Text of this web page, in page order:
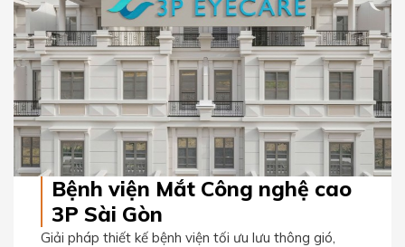
Bệnh viện Mắt Công nghệ cao
3P Sài Gòn
Giải pháp thiết kế bệnh viện tối ưu lưu thông gió,